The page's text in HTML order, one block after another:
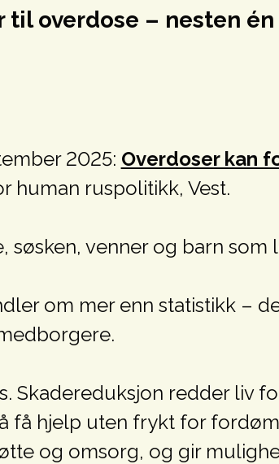
overdose – nesten én
2025: Overdoser kan
human ruspolitikk, Vest.
søsken, venner og barn som
om mer enn statistikk –
Skadereduksjon redder liv
få hjelp uten frykt for
og omsorg, og gir